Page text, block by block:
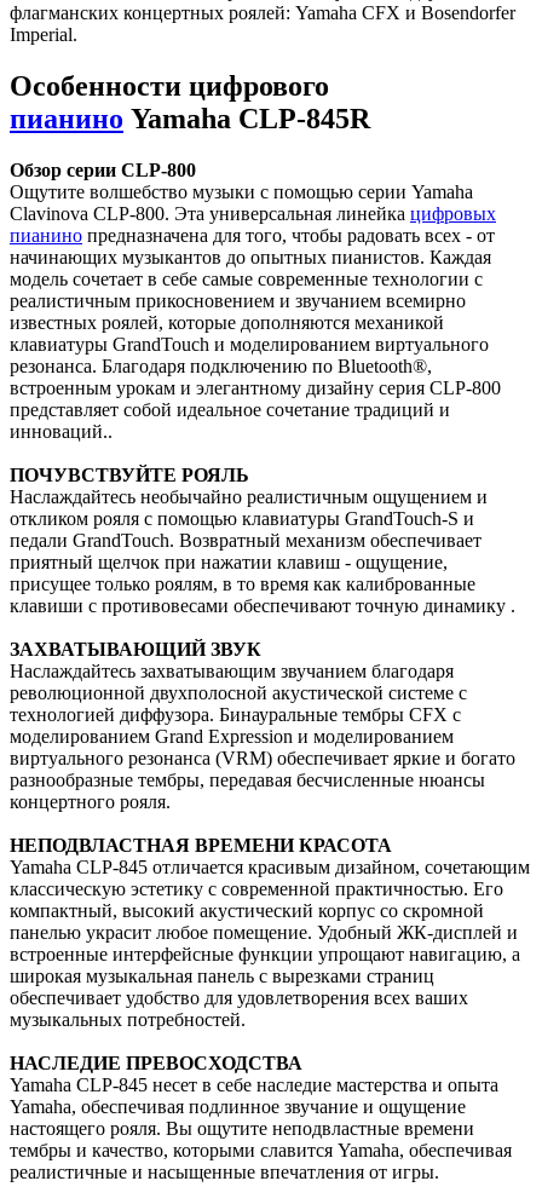
флагманских концертных роялей: Yamaha CFX и Bosendorfer
Imperial.
Особенности цифрового
пианино Yamaha CLP-845R
Обзор серии CLP-800
Ощутите волшебство музыки с помощью серии Yamaha
Clavinova CLP-800. Эта универсальная линейка цифровых
пианино предназначена для того, чтобы радовать всех - от
начинающих музыкантов до опытных пианистов. Каждая
модель сочетает в себе самые современные технологии с
реалистичным прикосновением и звучанием всемирно
известных роялей, которые дополняются механикой
клавиатуры GrandTouch и моделированием виртуального
резонанса. Благодаря подключению по Bluetooth®,
встроенным урокам и элегантному дизайну серия CLP-800
представляет собой идеальное сочетание традиций и
инноваций..
ПОЧУВСТВУЙТЕ РОЯЛЬ
Наслаждайтесь необычайно реалистичным ощущением и
откликом рояля с помощью клавиатуры GrandTouch-S и
педали GrandTouch. Возвратный механизм обеспечивает
приятный щелчок при нажатии клавиш - ощущение,
присущее только роялям, в то время как калиброванные
клавиши с противовесами обеспечивают точную динамику .
ЗАХВАТЫВАЮЩИЙ ЗВУК
Наслаждайтесь захватывающим звучанием благодаря
революционной двухполосной акустической системе с
технологией диффузора. Бинауральные тембры CFX с
моделированием Grand Expression и моделированием
виртуального резонанса (VRM) обеспечивает яркие и богато
разнообразные тембры, передавая бесчисленные нюансы
концертного рояля.
НЕПОДВЛАСТНАЯ ВРЕМЕНИ КРАСОТА
Yamaha CLP-845 отличается красивым дизайном, сочетающим
классическую эстетику с современной практичностью. Его
компактный, высокий акустический корпус со скромной
панелью украсит любое помещение. Удобный ЖК-дисплей и
встроенные интерфейсные функции упрощают навигацию, а
широкая музыкальная панель с вырезками страниц
обеспечивает удобство для удовлетворения всех ваших
музыкальных потребностей.
НАСЛЕДИЕ ПРЕВОСХОДСТВА
Yamaha CLP-845 несет в себе наследие мастерства и опыта
Yamaha, обеспечивая подлинное звучание и ощущение
настоящего рояля. Вы ощутите неподвластные времени
тембры и качество, которыми славится Yamaha, обеспечивая
реалистичные и насыщенные впечатления от игры.